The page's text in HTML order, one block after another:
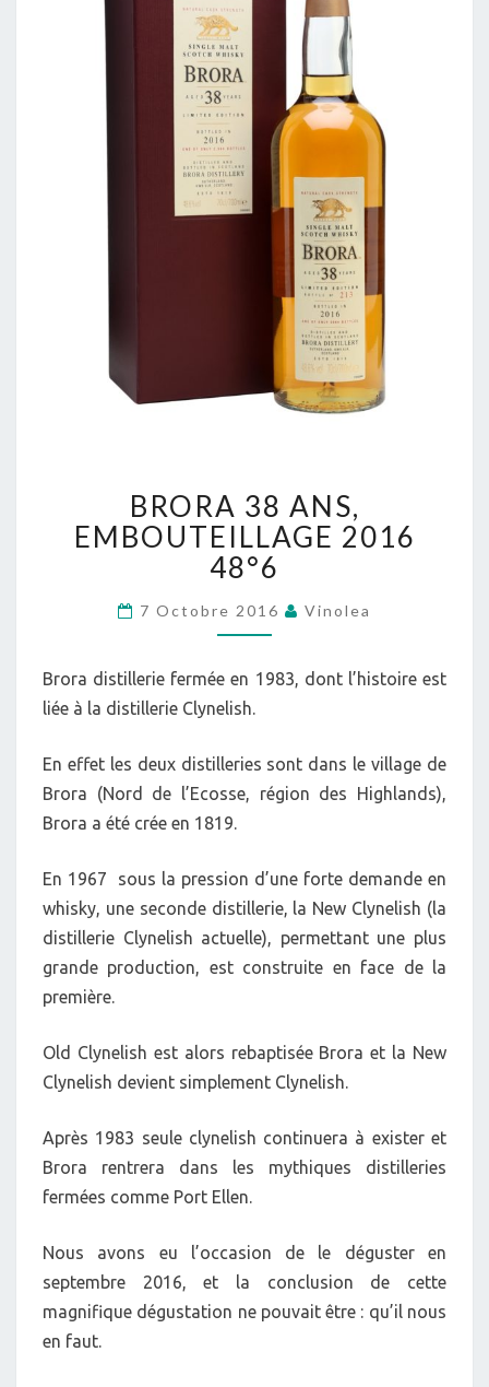
38
ANS,
EMBOUTEILLAGE
2016
BRORA 38 ANS,
EMBOUTEILLAGE 2016
48°6
7 Octobre 2016 Vinolea
Brora distillerie fermée en 1983, dont l’histoire est
liée à la distillerie Clynelish.
En effet les deux distilleries sont dans le village de
Brora (Nord de l’Ecosse, région des Highlands),
Brora a été crée en 1819.
En 1967 sous la pression d’une forte demande en
whisky, une seconde distillerie, la New Clynelish (la
distillerie Clynelish actuelle), permettant une plus
grande production, est construite en face de la
première.
Old Clynelish est alors rebaptisée Brora et la New
Clynelish devient simplement Clynelish.
Après 1983 seule clynelish continuera à exister et
Brora rentrera dans les mythiques distilleries
fermées comme Port Ellen.
Nous avons eu l’occasion de le déguster en
septembre 2016, et la conclusion de cette
magnifique dégustation ne pouvait être : qu’il nous
en faut.